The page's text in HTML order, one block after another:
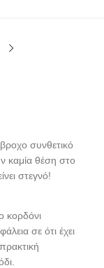
συνθετικό
καμία θέση στο
στεγνό!
κορδόνι
σε ότι έχει